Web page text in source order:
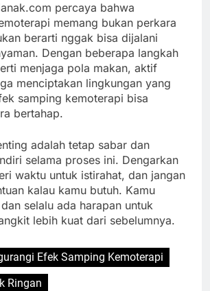
percaya bahwa
memang bukan perkara
berarti nggak bisa dijalani
Dengan beberapa langkah
menjaga pola makan, aktif
menciptakan lingkungan yang
samping kemoterapi bisa
bertahap.
adalah tetap sabar dan
selama proses ini. Dengarkan
waktu untuk istirahat, dan jangan
kalau kamu butuh. Kamu
selalu ada harapan untuk
lebih kuat dari sebelumnya.
Efek Samping Kemoterapi
Ringan